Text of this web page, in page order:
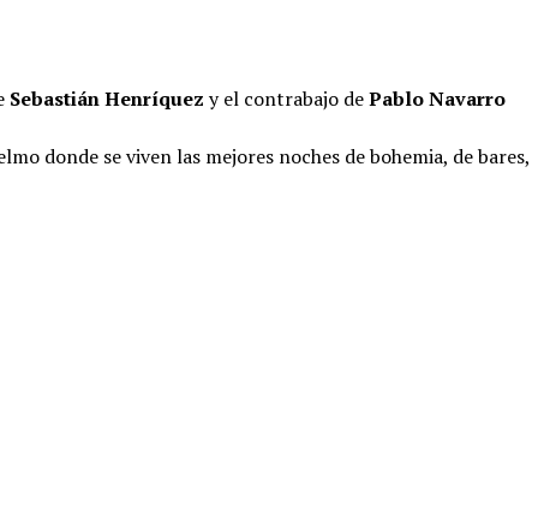
Sebastián Henríquez y el contrabajo dePablo Navarro
donde se viven las mejores noches de bohemia, de bares,